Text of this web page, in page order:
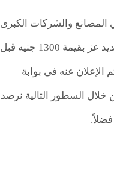
المصانع والشركات الكبرى
عز والاستثماري، حيث تراجع سعر الطن اليوم في مصانع حديد عز بقيمة 1300 جنيه قبل
اليوم الأحد 19 مايو 2024 وفق ما تم الإعلان عنه في بوابة
خلال السطور التالية نرصد